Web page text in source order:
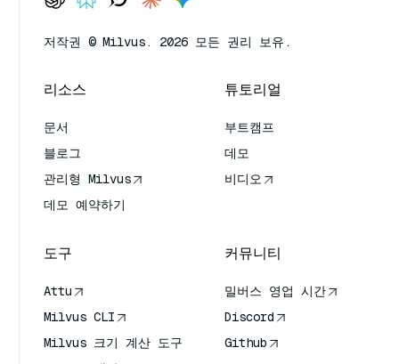
저작권 © Milvus. 2026 모든 권리 보유.
리소스
문서
블로그
관리형 Milvus
데모 예약하기
튜토리얼
부트캠프
데모
비디오
도구
Attu
Milvus CLI
Milvus 크기 계산 도구
커뮤니티
밀버스 영업 시간
Discord
Github